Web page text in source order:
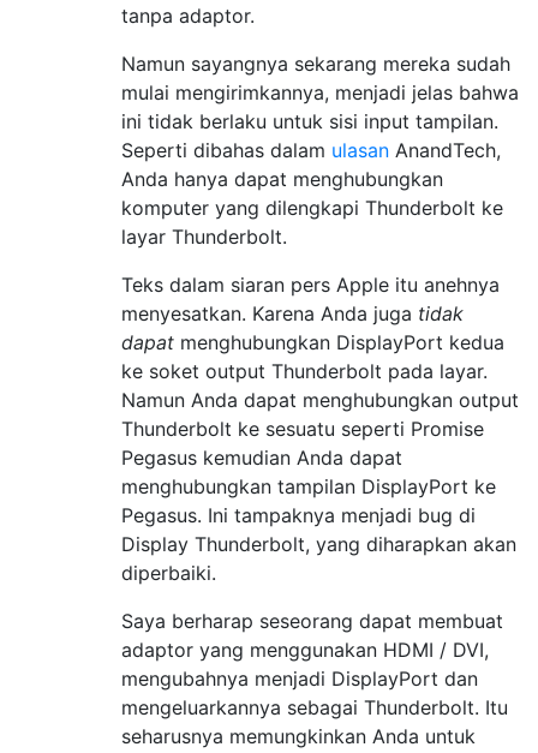
tanpa adaptor.
Namun sayangnya sekarang mereka sudah
mulai mengirimkannya, menjadi jelas bahwa
ini tidak berlaku untuk sisi input tampilan.
Seperti dibahas dalam ulasan AnandTech,
Anda hanya dapat menghubungkan
komputer yang dilengkapi Thunderbolt ke
layar Thunderbolt.
Teks dalam siaran pers Apple itu anehnya
menyesatkan. Karena Anda juga tidak
dapat menghubungkan DisplayPort kedua
ke soket output Thunderbolt pada layar.
Namun Anda dapat menghubungkan output
Thunderbolt ke sesuatu seperti Promise
Pegasus kemudian Anda dapat
menghubungkan tampilan DisplayPort ke
Pegasus. Ini tampaknya menjadi bug di
Display Thunderbolt, yang diharapkan akan
diperbaiki.
Saya berharap seseorang dapat membuat
adaptor yang menggunakan HDMI / DVI,
mengubahnya menjadi DisplayPort dan
mengeluarkannya sebagai Thunderbolt. Itu
seharusnya memungkinkan Anda untuk